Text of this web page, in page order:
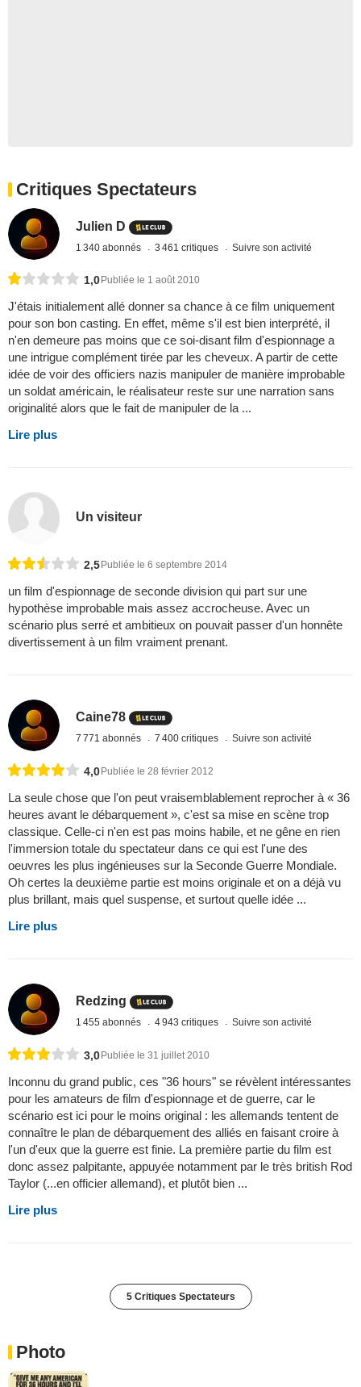
Critiques Spectateurs
Julien D
1 340 abonnés 3 461 critiques Suivre son activité
1,0 Publiée le 1 août 2010
J'étais initialement allé donner sa chance à ce film uniquement
pour son bon casting. En effet, même s'il est bien interprété, il
n'en demeure pas moins que ce soi-disant film d'espionnage a
une intrigue complément tirée par les cheveux. A partir de cette
idée de voir des officiers nazis manipuler de manière improbable
un soldat américain, le réalisateur reste sur une narration sans
originalité alors que le fait de manipuler de la ...
Lire plus
Un visiteur
2,5Publiée le 6 septembre 2014
un film d'espionnage de seconde division qui part sur une
hypothèse improbable mais assez accrocheuse. Avec un
scénario plus serré et ambitieux on pouvait passer d'un honnête
divertissement à un film vraiment prenant.
Caine78
7 771 abonnés 7 400 critiques Suivre son activité
4,0Publiée le 28 février 2012
La seule chose que l'on peut vraisemblablement reprocher à « 36
heures avant le débarquement », c'est sa mise en scène trop
classique. Celle-ci n'en est pas moins habile, et ne gêne en rien
l'immersion totale du spectateur dans ce qui est l'une des
oeuvres les plus ingénieuses sur la Seconde Guerre Mondiale.
Oh certes la deuxième partie est moins originale et on a déjà vu
plus brillant, mais quel suspense, et surtout quelle idée ...
Lire plus
Redzing
1 455 abonnés 4 943 critiques Suivre son activité
3,0 Publiée le 31 juillet 2010
Inconnu du grand public, ces "36 hours" se révèlent intéressantes
pour les amateurs de film d'espionnage et de guerre, car le
scénario est ici pour le moins original : les allemands tentent de
connaître le plan de débarquement des alliés en faisant croire à
l'un d'eux que la guerre est finie. La première partie du film est
donc assez palpitante, appuyée notamment par le très british Rod
Taylor (...en officier allemand), et plutôt bien ...
Lire plus
5 Critiques Spectateurs
Photo